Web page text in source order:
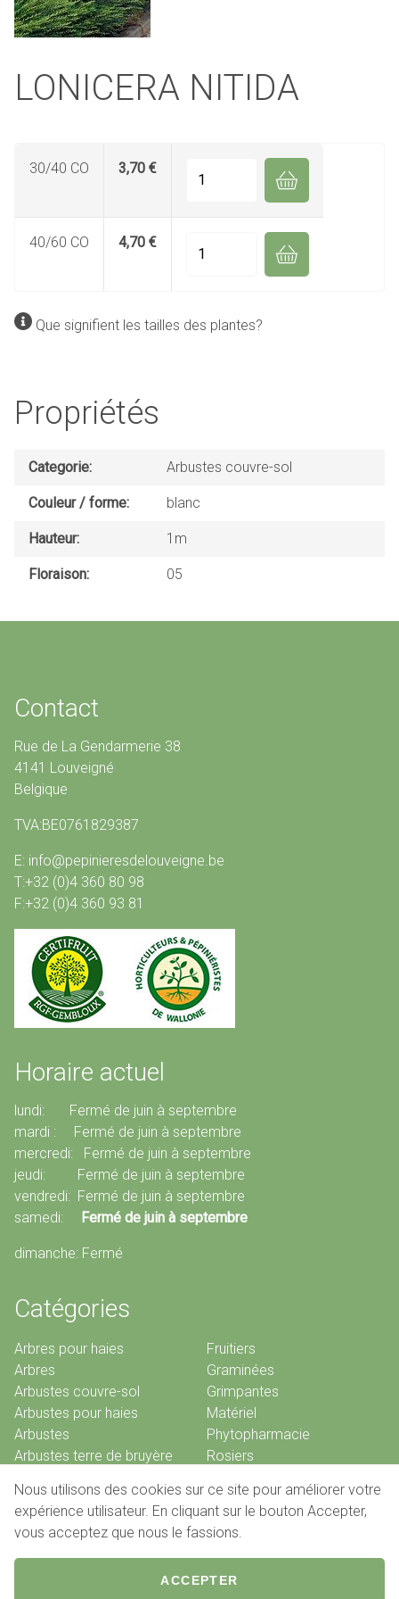
LONICERA NITIDA
30/40 CO 3,70 €
40/60 CO 4,70 €
Que signifient les tailles des plantes?
Propriétés
Categorie Arbustes couvre-sol
Couleur / forme blanc
Hauteur 1m
Floraison 05
Contact
Rue de La Gendarmerie 38
4141 Louveigné
Belgique
TVA:BE0761829387
E: info@pepinieresdelouveigne.be
T:+32 (0)4 360 80 98
F:+32 (0)4 360 93 81
Horaire actuel
lundi: Fermé de juin à septembre
mardi : Fermé de juin à septembre
mercredi: Fermé de juin à septembre
jeudi: Fermé de juin à septembre
vendredi: Fermé de juin à septembre
samedi:
Fermé de juin à septembre
dimanche: Fermé
Catégories
Arbres pour haies
Arbres
Arbustes couvre-sol
Arbustes pour haies
Arbustes
Arbustes terre de bruyère
Conifères
Fruitiers
Graminées
Grimpantes
Matériel
Phytopharmacie
Rosiers
© 2026 Pépinières De Louveigné
Nous utilisons des cookies sur ce site pour améliorer votre
expérience utilisateur. En cliquant sur le bouton Accepter,
vous acceptez que nous le fassions.
ACCEPTER